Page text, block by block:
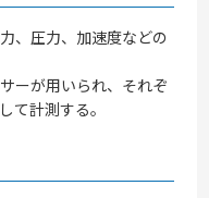
、圧力、加速度などの
ーが用いられ、それぞ
て計測する。